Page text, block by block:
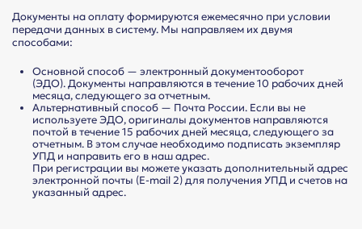
Документы на оплату формируются ежемесячно при условии
передачи данных в систему. Мы направляем их двумя
способами:
Основной способ — электронный документооборот
(ЭДО). Документы направляются в течение 10 рабочих дней
месяца, следующего за отчетным.
Альтернативный способ — Почта России. Если вы не
используете ЭДО, оригиналы документов направляются
почтой в течение 15 рабочих дней месяца, следующего за
отчетным. В этом случае необходимо подписать экземпляр
УПД и направить его в наш адрес.
При регистрации вы можете указать дополнительный адрес
электронной почты (E-mail 2) для получения УПД и счетов на
указанный адрес.